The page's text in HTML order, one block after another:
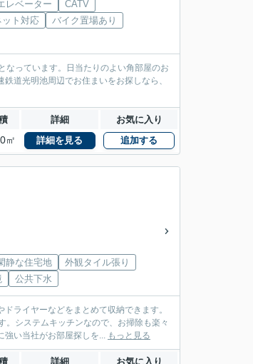
レベーター
CATV
ット対応
バイク置場あり
なっています。日当たりのよい角部屋のお
道光明池周辺でお住まいをお探しなら、
詳細 お気に入り
㎡ 詳細を見る 追加する
静な住宅地
外観タイル張り
公共下水
ライヤーなどをまとめて収納できます。
システムキッチンなので、お掃除も楽々
強い当社がお部屋探しを... もっと見る
詳細 お気に入り